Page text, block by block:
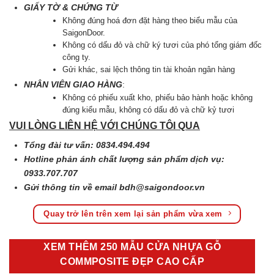
GIẤY TỜ & CHỨNG TỪ
Không đúng hoá đơn đặt hàng theo biểu mẫu của
SaigonDoor.
Không có dấu đỏ và chữ ký tươi của phó tổng giám đốc
công ty.
Gửi khác, sai lệch thông tin tài khoản ngân hàng
NHÂN VIÊN GIAO HÀNG:
Không có phiếu xuất kho, phiếu bảo hành hoặc không
đúng kiểu mẫu, không có dấu đỏ và chữ kỷ tươi
VUI LÒNG LIÊN HỆ VỚI CHÚNG TÔI QUA
Tổng đài tư vấn: 0834.494.494
Hotline phản ánh chất lượng sản phẩm dịch vụ:
0933.707.707
Gửi thông tin về emailbdh@saigondoor.vn
Quay trở lên trên xem lại sản phẩm vừa xem
XEM THÊM 250 MẪU CỬA NHỰA GỖ
COMMPOSITE ĐẸP CAO CẤP